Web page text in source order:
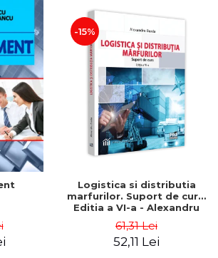
-15%
Logistica si distributia
marfurilor. Suport de curs.
Editia a VI-a - Alexandru
61,31 Lei
52,11 Lei